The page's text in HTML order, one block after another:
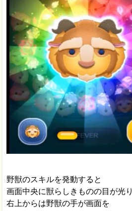
野獣のスキルを発動すると
画面中央に獣らしきものの目が光り
右上からは野獣の手が画面を